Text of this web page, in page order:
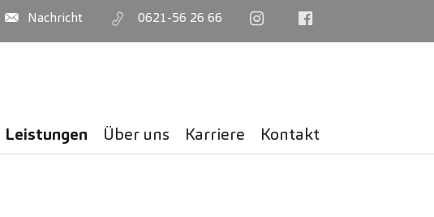
Nachricht 0621-56 26 66
Leistungen Über uns Karriere Kontakt